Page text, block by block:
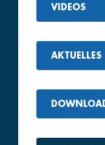
VIDEOS
AKTUELLES